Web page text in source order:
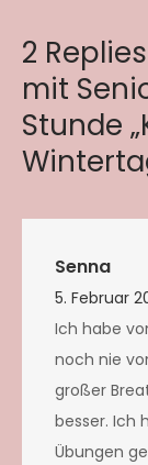
2
mit
Stunde
Senna
5. Februar
Ich habe
noch nie
großer
besser. Ich
Übungen